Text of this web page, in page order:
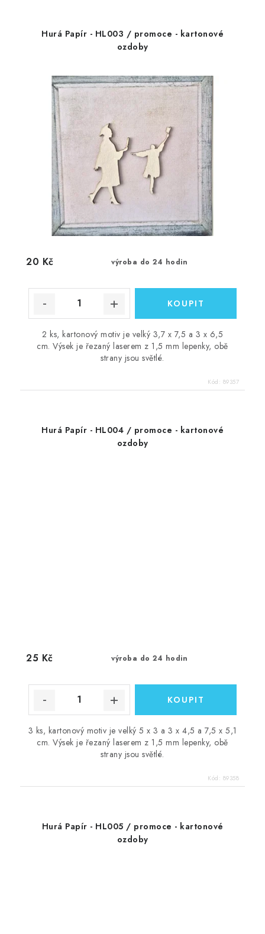
Hurá Papír - HL003 / promoce - kartonové
ozdoby
výroba do 24 hodin
20 Kč
2 ks, kartonový motiv je velký 3,7 x 7,5 a 3 x 6,5
cm. Výsek je řezaný laserem z 1,5 mm lepenky, obě
strany jsou světlé.
Kód: 89357
Hurá Papír - HL004 / promoce - kartonové
ozdoby
výroba do 24 hodin
25 Kč
3 ks, kartonový motiv je velký 5 x 3 a 3 x 4,5 a 7,5 x 5,1
cm. Výsek je řezaný laserem z 1,5 mm lepenky, obě
strany jsou světlé.
Kód: 89358
Hurá Papír - HL005 / promoce - kartonové
ozdoby